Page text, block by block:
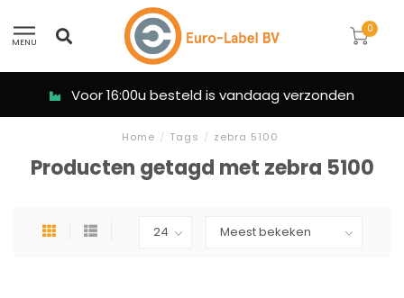
MENU
0
Voor 16:00u besteld is vandaag verzonden
Home / Tags / zebra 5100
Producten getagd met zebra 5100